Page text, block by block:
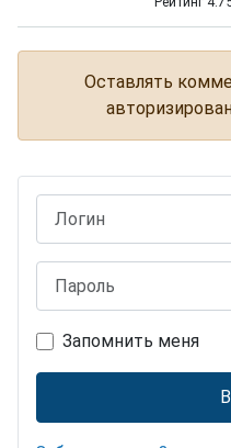
Оставлять
Запомнить меня